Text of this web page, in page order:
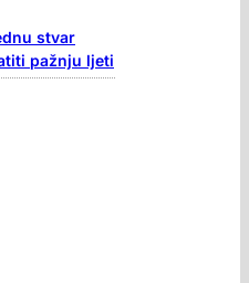
stvar
pažnju ljeti